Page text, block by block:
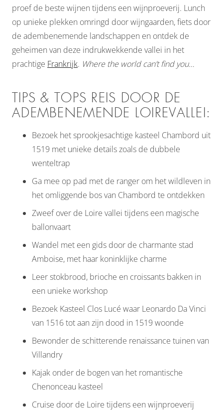
proef de beste wijnen tijdens een wijnproeverij. Lunch
op unieke plekken omringd door wijngaarden, fiets door
de adembenemende landschappen en ontdek de
geheimen van deze indrukwekkende vallei in het
prachtige Frankrijk. Where the world can’t find you…
TIPS & TOPS REIS DOOR DE
ADEMBENEMENDE LOIREVALLEI:
Bezoek het sprookjesachtige kasteel Chambord uit
1519 met unieke details zoals de dubbele
wenteltrap
Ga mee op pad met de ranger om het wildleven in
het omliggende bos van Chambord te ontdekken
Zweef over de Loire vallei tijdens een magische
ballonvaart
Wandel met een gids door de charmante stad
Amboise, met haar koninklijke charme
Leer stokbrood, brioche en croissants bakken in
een unieke workshop
Bezoek Kasteel Clos Lucé waar Leonardo Da Vinci
van 1516 tot aan zijn dood in 1519 woonde
Bewonder de schitterende renaissance tuinen van
Villandry
Kajak onder de bogen van het romantische
Chenonceau kasteel
Cruise door de Loire tijdens een wijnproeverij